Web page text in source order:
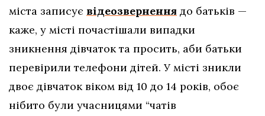
міста записує відеозвернення до батьків —
каже, у місті почастішали випадки
зникнення дівчаток та просить, аби батьки
перевірили телефони дітей. У місті зникли
двоє дівчаток віком від 10 до 14 років, обоє
нібито були учасницями “чатів